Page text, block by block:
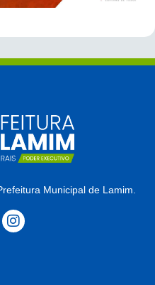
Municipal de Lamim.